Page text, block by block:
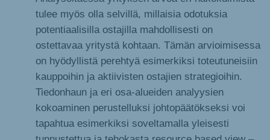
tulee myös olla selvillä, millaisia odotuksia
potentiaalisilla ostajilla mahdollisesti on
ostettavaa yritystä kohtaan. Tämän arvioimisessa
on hyödyllistä perehtyä esimerkiksi toteutuneisiin
kauppoihin ja aktiivisten ostajien strategioihin.
Tiedonhaun ja eri osa-alueiden analyysien
kokoaminen perustelluksi johtopäätökseksi voi
tapahtua esimerkiksi soveltamalla yleisesti